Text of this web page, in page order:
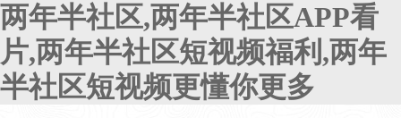
两年半社区,两年半社区APP看
片,两年半社区短视频福利,两年
半社区短视频更懂你更多